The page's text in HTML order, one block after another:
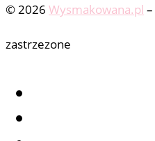
© 2026 Wysmakowana.pl –
zastrzezone